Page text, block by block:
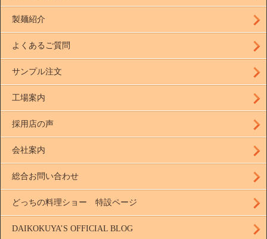
製麺紹介
よくあるご質問
サンプル注文
工場案内
採用店の声
会社案内
総合お問い合わせ
どっちの料理ショー 特設ページ
DAIKOKUYA’S OFFICIAL BLOG